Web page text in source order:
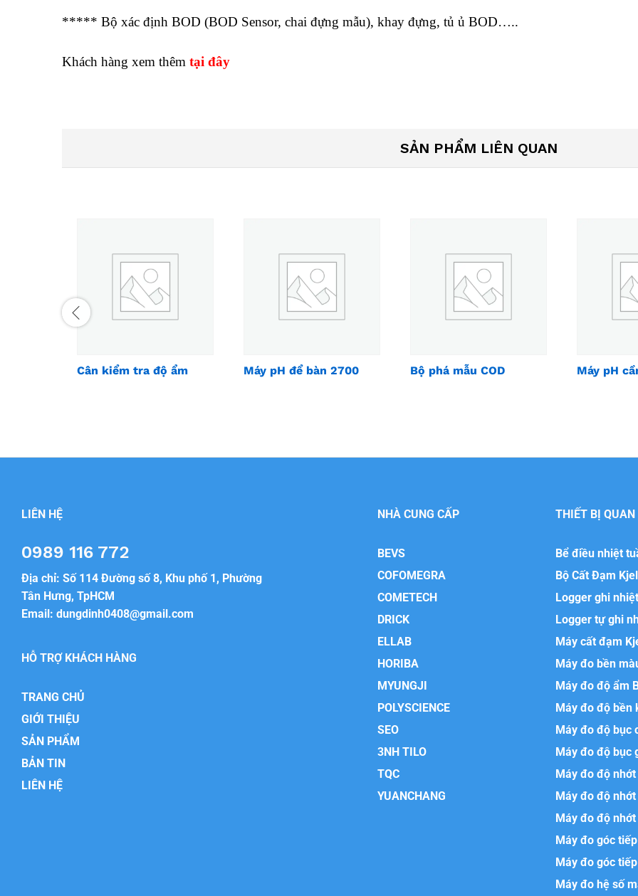
***** Bộ xác định BOD (BOD Sensor, chai đựng mẫu), khay đựng, tủ ủ BOD…..
Khách hàng xem thêm tại đây
SẢN PHẨM LIÊN QUAN
Cân kiểm tra độ ẩm Máy pH để bàn 2700 Bộ phá mẫu COD Máy pH
LIÊN HỆ
0989 116 772
Địa chỉ: Số 114 Đường số 8, Khu phố 1, Phường
Tân Hưng, TpHCM
Email: dungdinh0408@gmail.com
HỖ TRỢ KHÁCH HÀNG
TRANG CHỦ
GIỚI THIỆU
SẢN PHẨM
BẢN TIN
LIÊN HỆ
NHÀ CUNG CẤP
BEVS
COFOMEGRA
COMETECH
DRICK
ELLAB
HORIBA
MYUNGJI
POLYSCIENCE
SEO
3NH TILO
TQC
YUANCHANG
THIẾT BỊ
Bể điều nhiệt
Bộ Cất Đạm
Logger ghi
Logger tự ghi
Máy cất đạm
Máy đo bền
Máy đo độ ẩm
Máy đo độ bền
Máy đo độ bục
Máy đo độ bục
Máy đo độ
Máy đo độ nhớt
Máy đo độ
Máy đo góc
Máy đo góc
Máy đo hệ số